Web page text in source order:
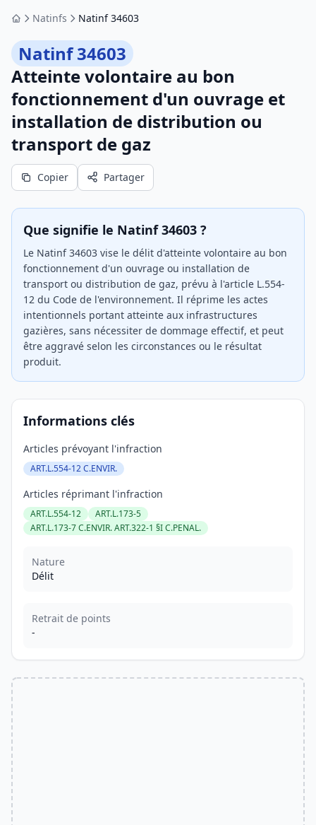
AccueilNatinfs Natinf 34603
Natinf 34603
Atteinte volontaire au bon
fonctionnement d'un ouvrage et
installation de distribution ou
transport de gaz
Copier Partager
Que signifie le Natinf 34603 ?
Le Natinf 34603 vise le délit d'atteinte volontaire au bon
fonctionnement d'un ouvrage ou installation de
transport ou distribution de gaz, prévu à l'article L.554-
12 du Code de l'environnement. Il réprime les actes
intentionnels portant atteinte aux infrastructures
gazières, sans nécessiter de dommage effectif, et peut
être aggravé selon les circonstances ou le résultat
produit.
Informations clés
Articles prévoyant l'infraction
ART.L.554-12 C.ENVIR.
Articles réprimant l'infraction
ART.L.554-12
ART.L.173-5
ART.L.173-7 C.ENVIR. ART.322-1 §I C.PENAL.
Nature
Délit
Retrait de points
-